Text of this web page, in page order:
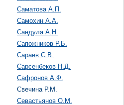
Саматова А.П.
Самохин А.А.
Сандула А.Н.
Сапожников Р.Б.
Сараев С.В.
Сарсенбеков Н.Д.
Сафронов А.Ф.
Свечина Р.М.
Севастьянов О.М.